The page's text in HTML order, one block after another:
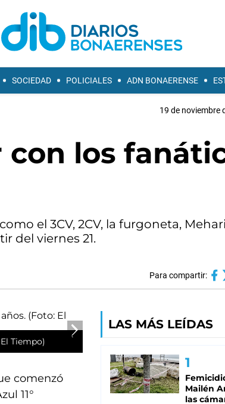
SOCIEDAD POLICIALES ADN BONAERENSE
19 de noviembre
los
el 3CV, 2CV, la furgoneta,
del viernes 21.
Para compartir:
Tiempo)
comenzó
11°
LAS MÁS LEÍDAS
Mailén
las